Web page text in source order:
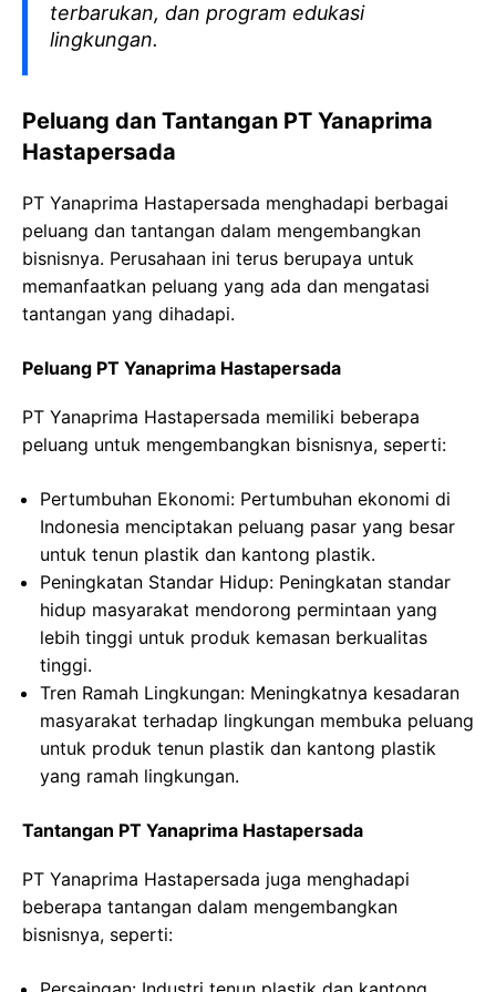
terbarukan, dan program edukasi
lingkungan.
Peluang dan Tantangan PT Yanaprima
Hastapersada
PT Yanaprima Hastapersada menghadapi berbagai
peluang dan tantangan dalam mengembangkan
bisnisnya. Perusahaan ini terus berupaya untuk
memanfaatkan peluang yang ada dan mengatasi
tantangan yang dihadapi.
Peluang PT Yanaprima Hastapersada
PT Yanaprima Hastapersada memiliki beberapa
peluang untuk mengembangkan bisnisnya, seperti:
Pertumbuhan Ekonomi: Pertumbuhan ekonomi di
Indonesia menciptakan peluang pasar yang besar
untuk tenun plastik dan kantong plastik.
Peningkatan Standar Hidup: Peningkatan standar
hidup masyarakat mendorong permintaan yang
lebih tinggi untuk produk kemasan berkualitas
tinggi.
Tren Ramah Lingkungan: Meningkatnya kesadaran
masyarakat terhadap lingkungan membuka peluang
untuk produk tenun plastik dan kantong plastik
yang ramah lingkungan.
Tantangan PT Yanaprima Hastapersada
PT Yanaprima Hastapersada juga menghadapi
beberapa tantangan dalam mengembangkan
bisnisnya, seperti: